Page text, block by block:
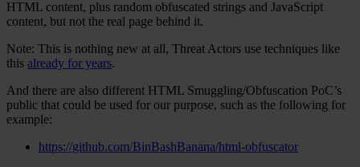
HTML content, plus random obfuscated strings and JavaScript
content, but not the real page behind it.
Note: This is nothing new at all, Threat Actors use techniques like
this already for years.
And there are also different HTML Smuggling/Obfuscation PoC’s
public that could be used for our purpose, such as the following for
example:
https://github.com/BinBashBanana/html-obfuscator